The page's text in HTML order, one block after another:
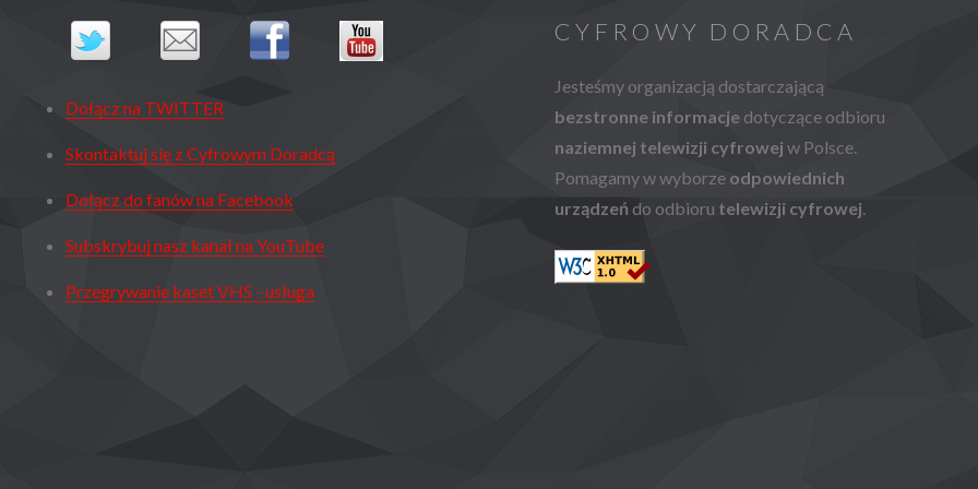
Dołącz na TWITTER
Skontaktuj się z Cyfrowym Doradcą
Dołącz do fanów na Facebook
Subskrybuj nasz kanał na YouTube
Przegrywanie kaset VHS - usługa
CYFROWY DORADCA
Jesteśmy organizacją dostarczającą
bezstronne informacjedotyczące odbioru
naziemnej telewizji cyfrowej w Polsce.
Pomagamy w wyborze odpowiednich
urządzeń do odbioru telewizji cyfrowej